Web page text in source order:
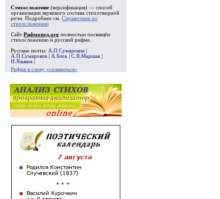
Стихосложение (версификация) — способ
организации звукового состава стихотворной
речи. Подробнее см. Справочник по
стихосложению
Сайт Рифмовед.org полностью посвящён
стихосложению и русской рифме.
Русские поэты: А.П.Сумароков
А.П.Сумароков
А.Блок С.Я.Маршак
Н.Языков
Рифма к слову «сплавиться»